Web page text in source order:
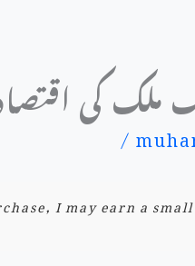
کی
/
I may earn a